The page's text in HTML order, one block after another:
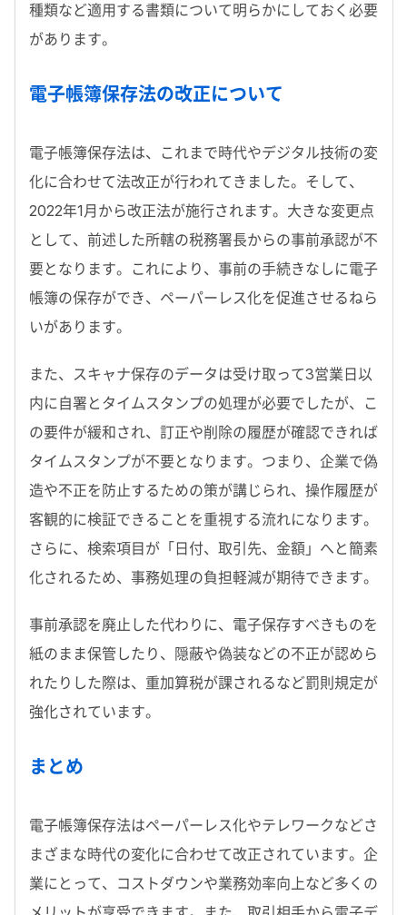
種類など適用する書類について明らかにしておく必要
があります。
電子帳簿保存法の改正について
電子帳簿保存法は、これまで時代やデジタル技術の変
化に合わせて法改正が行われてきました。そして、
2022年1月から改正法が施行されます。大きな変更点
として、前述した所轄の税務署長からの事前承認が不
要となります。これにより、事前の手続きなしに電子
帳簿の保存ができ、ペーパーレス化を促進させるねら
いがあります。
また、スキャナ保存のデータは受け取って3営業日以
内に自署とタイムスタンプの処理が必要でしたが、こ
の要件が緩和され、訂正や削除の履歴が確認できれば
タイムスタンプが不要となります。つまり、企業で偽
造や不正を防止するための策が講じられ、操作履歴が
客観的に検証できることを重視する流れになります。
さらに、検索項目が「日付、取引先、金額」へと簡素
化されるため、事務処理の負担軽減が期待できます。
事前承認を廃止した代わりに、電子保存すべきものを
紙のまま保管したり、隠蔽や偽装などの不正が認めら
れたりした際は、重加算税が課されるなど罰則規定が
強化されています。
まとめ
電子帳簿保存法はペーパーレス化やテレワークなどさ
まざまな時代の変化に合わせて改正されています。企
業にとって、コストダウンや業務効率向上など多くの